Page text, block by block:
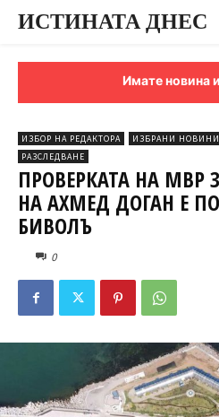
ИСТИНАТА ДНЕС
Имате новина или сигнал?
ИЗБОР НА РЕДАКТОРА ИЗБРАНИ НОВИНИ
РАЗСЛЕДВАНЕ
ПРОВЕРКАТА НА МВР
НА АХМЕД ДОГАН Е
БИВОЛЪ
0